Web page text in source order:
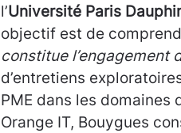
l’Université Paris
objectif est de
constitue l’engagement
d’entretiens
PME dans les domaines
Orange IT, Bouygues